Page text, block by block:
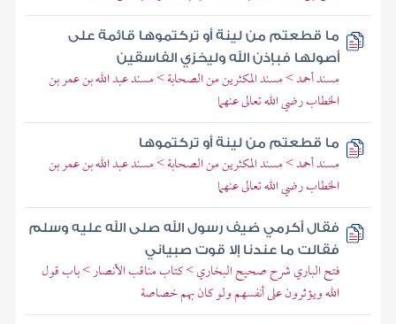
ما قطعتم من لينة أو تركتموها قائمة على
أصولها فبإذن الله وليخزي الفاسقين
مسند أحمد > مسند المكثرين من الصحابة > مسند عبد الله بن عمر بن
الخطاب رضي الله تعالى عنهما
ما قطعتم من لينة أو تركتموها
مسند أحمد > مسند المكثرين من الصحابة > مسند عبد الله بن عمر بن
الخطاب رضي الله تعالى عنهما
فقال أكرمي ضيف رسول الله صلى الله عليه وسلم
فقالت ما عندنا إلا قوت صبياني
فتح الباري شرح صحيح البخاري > كتاب مناقب الأنصار > باب قول
الله ويؤثرون على أنفسهم ولو كان بهم خصاصة